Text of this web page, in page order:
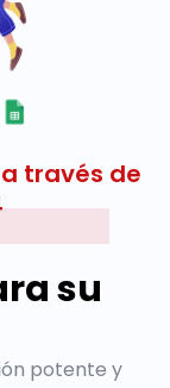
través de
su
potente y